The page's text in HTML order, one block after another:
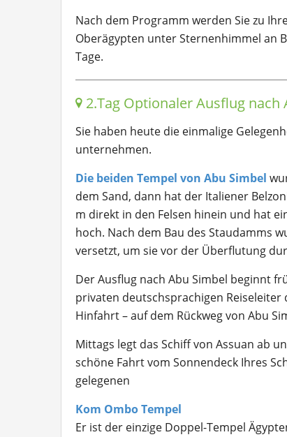
Nach dem Programm werden Sie zu
Oberägypten unter Sternenhimmel an
Tage.
2.Tag Optionaler Ausflug
Sie haben heute die einmalige
unternehmen.
Die beiden Tempel von Abu Simbel
dem Sand, dann hat der Italiener
m direkt in den Felsen hinein und hat
hoch. Nach dem Bau des Staudamms
versetzt, um sie vor der Überflutung
Der Ausflug nach Abu Simbel beginnt
privaten deutschsprachigen
Hinfahrt – auf dem Rückweg von Abu
Mittags legt das Schiff von Assuan ab
schöne Fahrt vom Sonnendeck Ihres
gelegenen
Kom Ombo Tempel
Er ist der einzige Doppel-Tempel